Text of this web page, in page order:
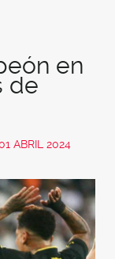
en
de
ABRIL 2024